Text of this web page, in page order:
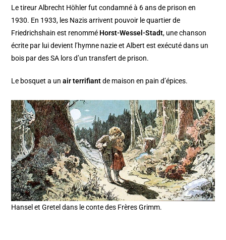
Le tireur Albrecht Höhler fut condamné à 6 ans de prison en
1930. En 1933, les Nazis arrivent pouvoir le quartier de
Friedrichshain est renommé Horst-Wessel-Stadt, une chanson
écrite par luidevient l’hymne nazie et Albert est exécuté dans un
bois par des SA lors d’un transfert de prison.
Le bosquet a unair terrifiantde maison en pain d’épices.
Hansel et Gretel dans le conte des Frères Grimm.